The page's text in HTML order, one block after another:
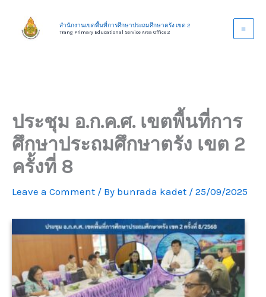
content
สำนักงานเขตพื้นที่การศึกษาประถมศึกษาตรัง เขต 2
Trang Primary Educational Service Area Office 2
ประชุม อ.ก.ค.ศ. เขตพื้นที่การ
ศึกษาประถมศึกษาตรัง เขต 2
ครั้งที่ 8
Leave a Comment / By bunrada kadet / 25/09/2025